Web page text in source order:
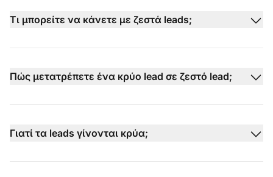
Τι μπορείτε να κάνετε με ζεστά leads;
Πώς μετατρέπετε ένα κρύο lead σε ζεστό lead;
Γιατί τα leads γίνονται κρύα;